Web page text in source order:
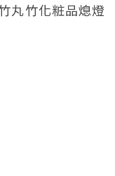
丸竹化粧品熄燈